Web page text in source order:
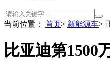
当前位置： 首页> 新能源车>
比亚迪第1500